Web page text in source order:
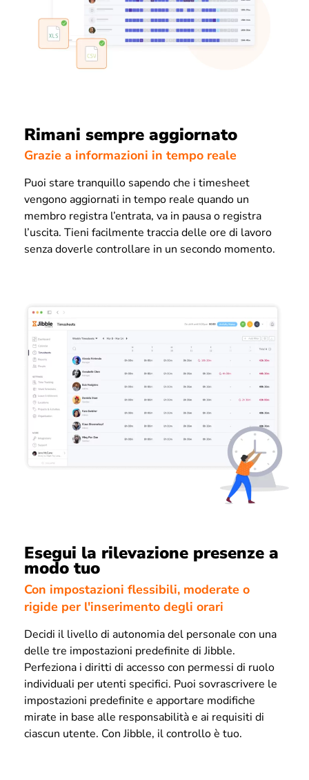
Rimani sempre aggiornato
Grazie a informazioni in tempo reale
Puoi stare tranquillo sapendo che i timesheet
vengono aggiornati in tempo reale quando un
membro registra l’entrata, va in pausa o registra
l’uscita. Tieni facilmente traccia delle ore di lavoro
senza doverle controllare in un secondo momento.
Esegui la rilevazione presenze a
modo tuo
Con impostazioni flessibili, moderate o
rigide per l'inserimento degli orari
Decidi il livello di autonomia del personale con una
delle tre impostazioni predefinite di Jibble.
Perfeziona i diritti di accesso con permessi di ruolo
individuali per utenti specifici. Puoi sovrascrivere le
impostazioni predefinite e apportare modifiche
mirate in base alle responsabilità e ai requisiti di
ciascun utente. Con Jibble, il controllo è tuo.